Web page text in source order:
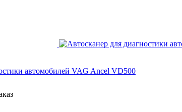
автомобилей VAG Ancel VD500